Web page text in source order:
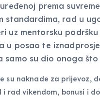
prema
standardima, rad u
uz mentorsku podršku
u posao te
samo su dio onoga što
su naknade za prijevoz,
i rad vikendom, bonusi i